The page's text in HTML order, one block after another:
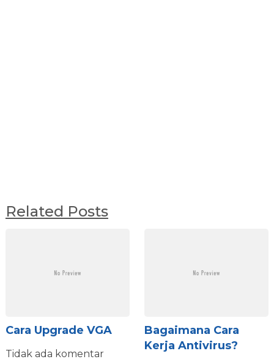
Related Posts
Cara Upgrade VGA
Tidak ada komentar
Bagaimana Cara
Kerja Antivirus?